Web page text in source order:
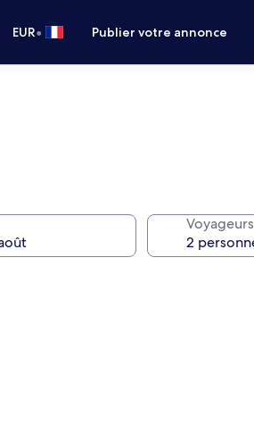
EUR• Publier votre annonce
Voyageurs